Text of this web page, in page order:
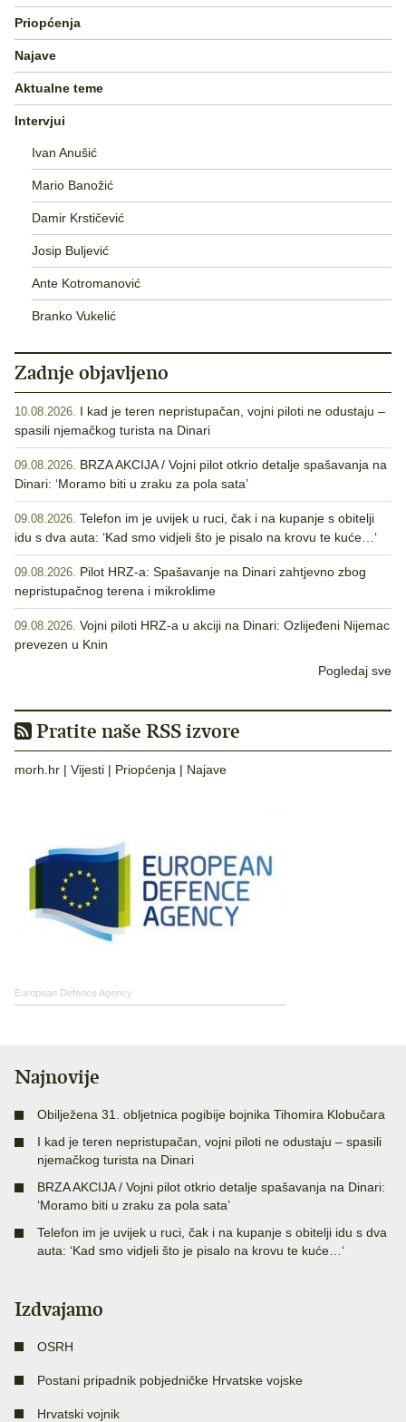
Priopćenja
Najave
Aktualne teme
Intervjui
Ivan Anušić
Mario Banožić
Damir Krstičević
Josip Buljević
Ante Kotromanović
Branko Vukelić
Zadnje objavljeno
10.08.2026.
I kad je teren nepristupačan, vojni piloti ne odustaju –
spasili njemačkog turista na Dinari
09.08.2026.
BRZA AKCIJA / Vojni pilot otkrio detalje spašavanja na
Dinari: ‘Moramo biti u zraku za pola sata’
09.08.2026. Telefon im je uvijek u ruci, čak i na kupanje s obitelji
idu s dva auta: ‘Kad smo vidjeli što je pisalo na krovu te kuće…‘
09.08.2026.
Pilot HRZ-a: Spašavanje na Dinari zahtjevno zbog
nepristupačnog terena i mikroklime
09.08.2026. Vojni piloti HRZ-a u akciji na Dinari: Ozlijeđeni Nijemac
prevezen u Knin
Pogledaj sve
Pratite naše RSS izvore
morh.hr | Vijesti | Priopćenja | Najave
European Defence Agency
Najnovije
Obilježena 31. obljetnica pogibije bojnika Tihomira Klobučara
I kad je teren nepristupačan, vojni piloti ne odustaju – spasili
njemačkog turista na Dinari
BRZA AKCIJA / Vojni pilot otkrio detalje spašavanja na Dinari:
‘Moramo biti u zraku za pola sata’
Telefon im je uvijek u ruci, čak i na kupanje s obitelji idu s dva
auta: ‘Kad smo vidjeli što je pisalo na krovu te kuće…‘
Izdvajamo
OSRH
Postani pripadnik pobjedničke Hrvatske vojske
Hrvatski vojnik